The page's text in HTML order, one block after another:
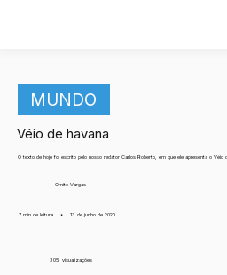
MUNDO
Véio de havana
O texto de hoje foi escrito pelo nosso redator Carlos Roberto, em que ele apresenta o Véio
Ornito Vargas
7 min de leitura • 13 de junho de 2020
305 visualizações